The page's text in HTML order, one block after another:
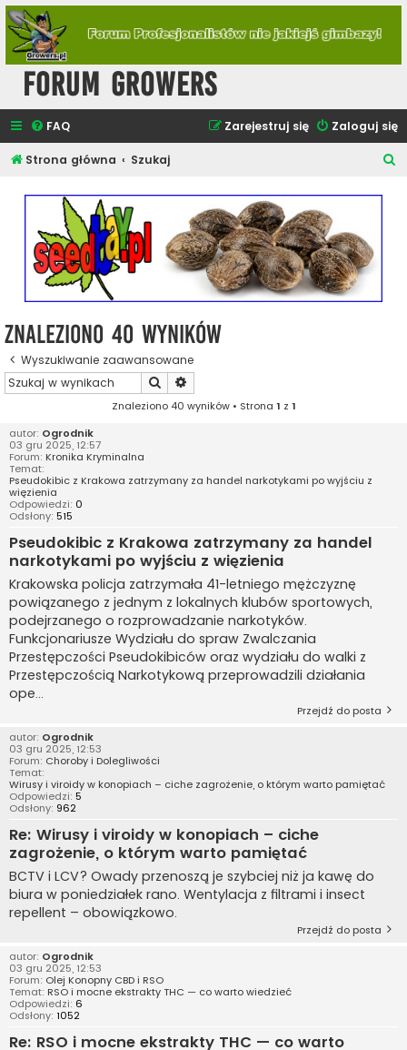
Forum Growers
FAQ Zaloguj się
Zarejestruj się
Strona główna Szukaj
Znaleziono 40 wyników
Wyszukiwanie zaawansowane
Szukaj
Znaleziono 40 wyników • Strona 1 z 1
autor: Ogrodnik
03 gru 2025, 12:57
Forum: Kronika Kryminalna
Temat:
Pseudokibic z Krakowa zatrzymany za handel narkotykami po wyjściu z
więzienia
Odpowiedzi: 0
Odsłony: 515
Pseudokibic z Krakowa zatrzymany za handel
narkotykami po wyjściu z więzienia
Krakowska policja zatrzymała 41-letniego mężczyznę
powiązanego z jednym z lokalnych klubów sportowych,
podejrzanego o rozprowadzanie narkotyków.
Funkcjonariusze Wydziału do spraw Zwalczania
Przestępczości Pseudokibiców oraz wydziału do walki z
Przestępczością Narkotykową przeprowadzili działania
ope...
Przejdź do posta
autor: Ogrodnik
03 gru 2025, 12:53
Forum: Choroby i Dolegliwości
Temat:
Wirusy i viroidy w konopiach – ciche zagrożenie, o którym warto pamiętać
Odpowiedzi: 5
Odsłony: 962
Re: Wirusy i viroidy w konopiach – ciche
zagrożenie, o którym warto pamiętać
BCTV i LCV? Owady przenoszą je szybciej niż ja kawę do
biura w poniedziałek rano. Wentylacja z filtrami i insect
repellent – obowiązkowo.
Przejdź do posta
autor: Ogrodnik
03 gru 2025, 12:53
Forum: Olej Konopny CBD i RSO
Temat: RSO i mocne ekstrakty THC — co warto wiedzieć
Odpowiedzi: 6
Odsłony: 1052
Re: RSO i mocne ekstrakty THC — co warto